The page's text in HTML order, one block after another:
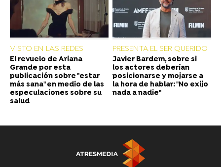
VISTO EN LAS REDES
El revuelo de Ariana
Grande por esta
publicación sobre "estar
más sana" en medio de las
especulaciones sobre su
salud
PRESENTA EL SER QUERIDO
Javier Bardem, sobre si
los actores deberían
posicionarse y mojarse a
la hora de hablar: "No exijo
nada a nadie"